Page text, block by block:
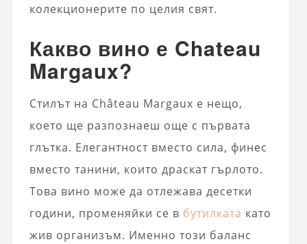
колекционерите по целия свят.
Какво вино е Chateau
Margaux?
Стилът на Château Margaux е нещо,
което ще разпознаеш още с първата
глътка. Елегантност вместо сила, финес
вместо танини, които драскат гърлото.
Това вино може да отлежава десетки
години, променяйки се в бутилката като
жив организъм. Именно този баланс